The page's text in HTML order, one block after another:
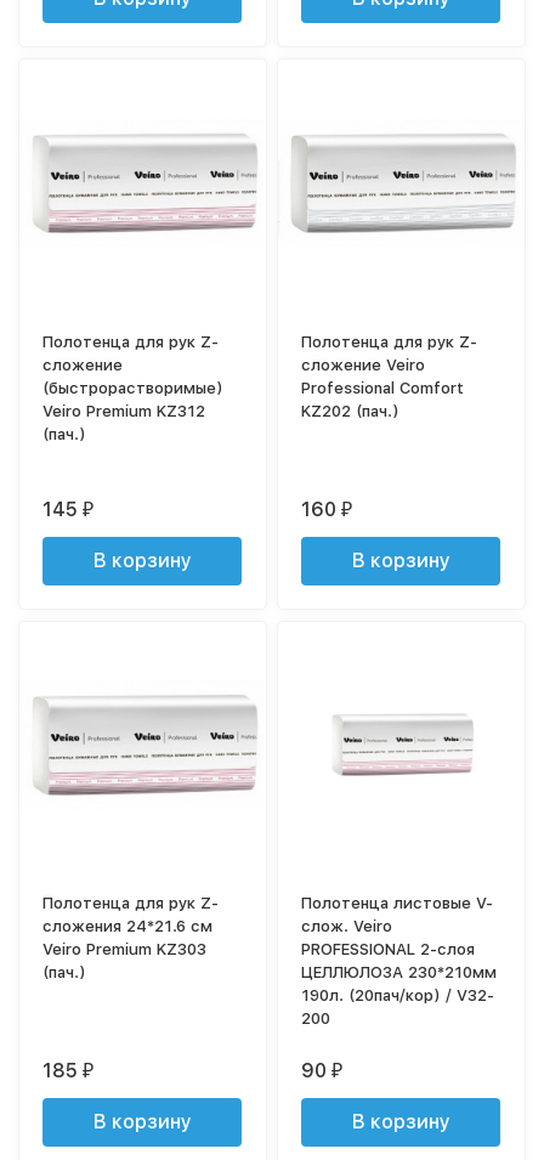
Полотенца для рук Z-
сложение
(быстрорастворимые)
Veiro Premium KZ312
(пач.)
145₽
В корзину
Полотенца для рук Z-
сложение Veiro
Professional Comfort
KZ202 (пач.)
160₽
В корзину
Полотенца для рук Z-
сложения 24*21.6 см
Veiro Premium KZ303
(пач.)
185₽
В корзину
Полотенца листовые V-
слож. Veiro
PROFESSIONAL 2-слоя
ЦЕЛЛЮЛОЗА 230*210мм
190л. (20пач/кор) / V32-
200
90₽
В корзину